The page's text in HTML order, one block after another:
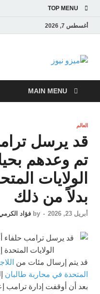
TOP MENU
أغسطس 7, 2026
ميزو
والاقتصادية
MAIN MENU
العالم
قد يرسل
تم وعدهم
الولايات
بدلاً من ذلك
أبريل 23, 2026 -
by فؤاد
قد يتم إرسال مئات من
المتحدة في محاربة طالبان
بعد أن أوقفت إدارة ترامب